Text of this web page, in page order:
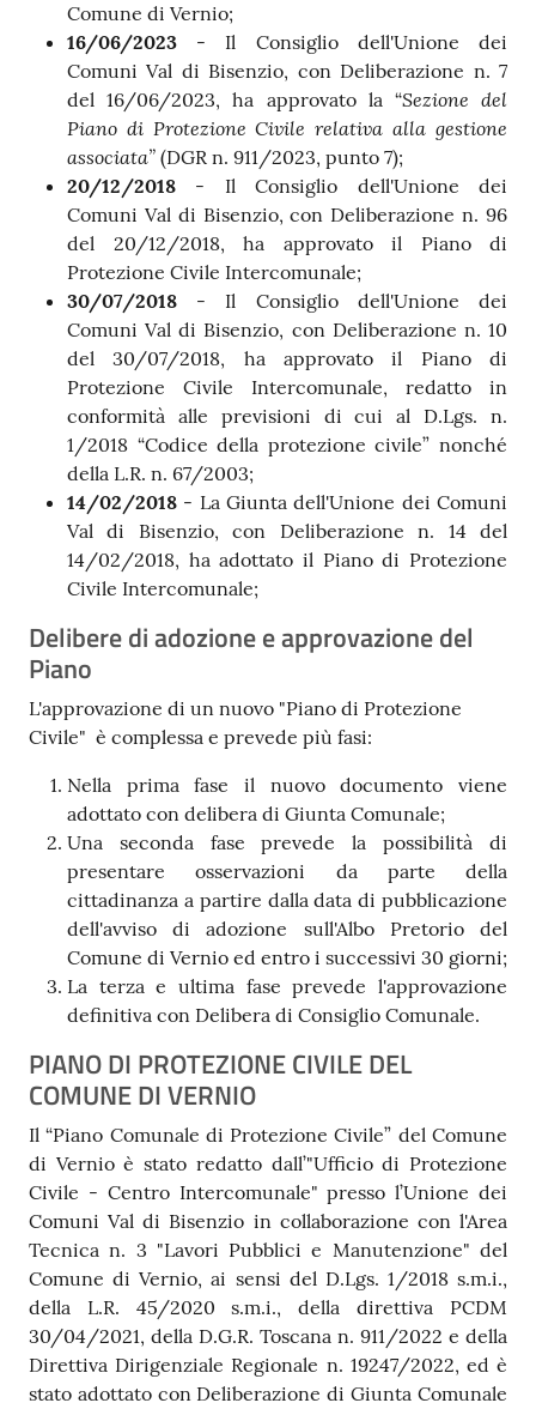
Comune di Vernio;
16/06/2023 - Il Consiglio dell'Unione dei
Comuni Val di Bisenzio, con Deliberazione n. 7
del 16/06/2023, ha approvato la “Sezione del
Piano di Protezione Civile relativa alla gestione
associata” (DGR n. 911/2023, punto 7);
20/12/2018 - Il Consiglio dell'Unione dei
Comuni Val di Bisenzio, con Deliberazione n. 96
del 20/12/2018, ha approvato il Piano di
Protezione Civile Intercomunale;
30/07/2018 - Il Consiglio dell'Unione dei
Comuni Val di Bisenzio, con Deliberazione n. 10
del 30/07/2018, ha approvato il Piano di
Protezione Civile Intercomunale, redatto in
conformità alle previsioni di cui al D.Lgs. n.
1/2018 “Codice della protezione civile” nonché
della L.R. n. 67/2003;
14/02/2018 - La Giunta dell'Unione dei Comuni
Val di Bisenzio, con Deliberazione n. 14 del
14/02/2018, ha adottato il Piano di Protezione
Civile Intercomunale;
Delibere di adozione e approvazione del
Piano
L'approvazione di un nuovo "Piano di Protezione
Civile" è complessa e prevede più fasi:
Nella prima fase il nuovo documento viene
adottato con delibera di Giunta Comunale;
Una seconda fase prevede la possibilità di
presentare osservazioni da parte della
cittadinanza a partire dalla data di pubblicazione
dell'avviso di adozione sull'Albo Pretorio del
Comune di Vernio ed entro i successivi 30 giorni;
La terza e ultima fase prevede l'approvazione
definitiva con Delibera di Consiglio Comunale.
PIANO DI PROTEZIONE CIVILE DEL
COMUNE DI VERNIO
Il “Piano Comunale di Protezione Civile” del Comune
di Vernio è stato redatto dall’"Ufficio di Protezione
Civile - Centro Intercomunale" presso l’Unione dei
Comuni Val di Bisenzio in collaborazione con l'Area
Tecnica n. 3 "Lavori Pubblici e Manutenzione" del
Comune di Vernio, ai sensi del D.Lgs. 1/2018 s.m.i.,
della L.R. 45/2020 s.m.i., della direttiva PCDM
30/04/2021, della D.G.R. Toscana n. 911/2022 e della
Direttiva Dirigenziale Regionale n. 19247/2022, ed è
stato adottato con Deliberazione di Giunta Comunale